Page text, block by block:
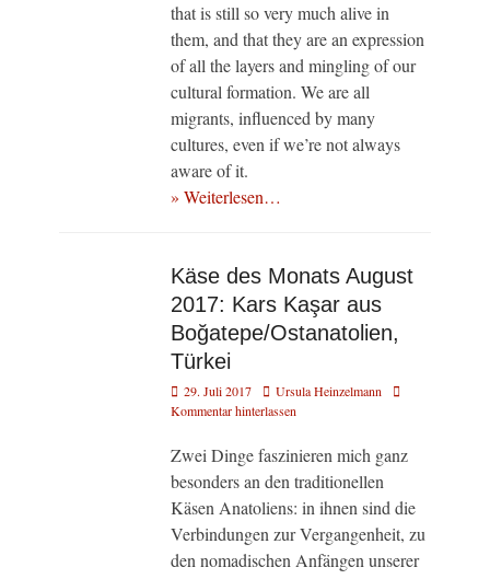
that is still so very much alive in
them, and that they are an expression
of all the layers and mingling of our
cultural formation. We are all
migrants, influenced by many
cultures, even if we’re not always
aware of it.
» Weiterlesen…
Käse des Monats August
2017: Kars Kaşar aus
Boğatepe/Ostanatolien,
Türkei
Veröffentlicht
am
29. Juli 2017 AutorUrsula Heinzelmann
Kommentar hinterlassen
Zwei Dinge faszinieren mich ganz
besonders an den traditionellen
Käsen Anatoliens: in ihnen sind die
Verbindungen zur Vergangenheit, zu
den nomadischen Anfängen unserer